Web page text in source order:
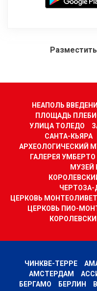
НЕАПОЛЬ
ПЛОЩАДЬ
УЛИЦА ТОЛЕДО
САНТА-КЬЯРА
АРХЕОЛОГИЧЕСКИЙ
ГАЛЕРЕЯ УМБЕРТО I
МУЗЕЙ
ЦЕРКОВЬ
ЦЕРКОВЬ ПИО-
ЧИНКВЕ-ТЕРРЕ
АМСТЕРДАМ
БЕРГАМО
БЕРЛИН